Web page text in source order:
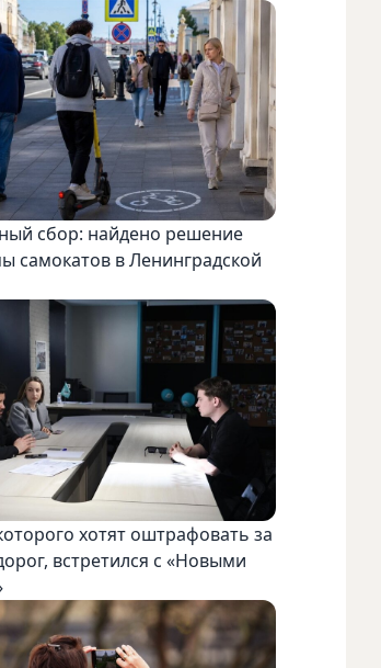
сбор: найдено решение
самокатов в Ленинградской
хотят оштрафовать за
встретился с «Новыми